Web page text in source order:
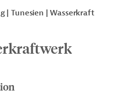
Tunesien Wasserkraft